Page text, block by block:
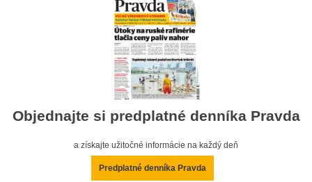
Objednajte si predplatné denníka Pravda
a získajte užitočné informácie na každý deň
Predplatné denníka Pravda